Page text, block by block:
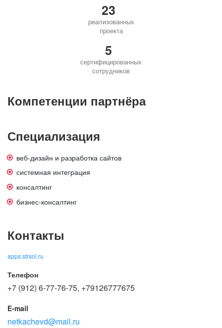
23
реализованных
проекта
5
сертифицированных
сотрудников
Компетенции партнёра
Специализация
веб-дизайн и разработка сайтов
системная интеграция
консалтинг
бизнес-консалтинг
Контакты
apps.strsol.ru
Телефон
+7 (912) 6-77-76-75, +79126777675
E-mail
netkachevd@mail.ru